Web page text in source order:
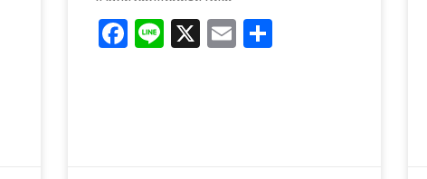
Facebook
Line
X EmailShare